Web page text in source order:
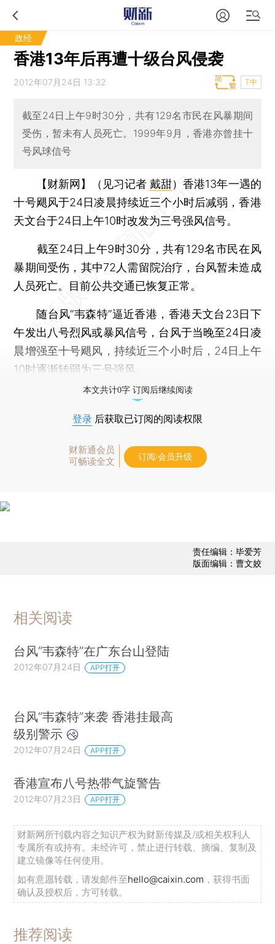
政经
香港13年后再遭十级台风侵袭
2012年07月24日 13:32 T中
截至24日上午9时30分，共有129名市民在风暴期间
受伤，暂未有人员死亡。1999年9月，香港亦曾挂十
号风球信号
【财新网】（见习记者戴甜）香港13年一遇的
十号飓风于24日凌晨持续近三个小时后减弱，香港
天文台于24日上午10时改发为三号强风信号。
截至24日上午9时30分，共有129名市民在风
暴期间受伤，其中72人需留院治疗，台风暂未造成
人员死亡。目前公共交通已恢复正常。
随台风“韦森特”逼近香港，香港天文台23日下
午发出八号烈风或暴风信号，台风于当晚至24日凌
晨增强至十号飓风，持续近三个小时后，24日上午
10时逐渐转弱为三号强风。
本文共计0字 订阅后继续阅读
登录 后获取已订阅的阅读权限
财新通会员
可畅读全文
订阅/会员升级
责任编辑：毕爱芳
版面编辑：曹文姣
相关阅读
台风“韦森特”在广东台山登陆
2012年07月24日 APP打开
台风“韦森特”来袭 香港挂最高
级别警示
2012年07月24日 APP打开
香港宣布八号热带气旋警告
2012年07月23日 APP打开
财新网所刊载内容之知识产权为财新传媒及/或相关权利人
专属所有或持有。未经许可，禁止进行转载、摘编、复制及
建立镜像等任何使用。
如有意愿转载，请发邮件至hello@caixin.com ，获得书面
确认及授权后，方可转载。
推荐阅读